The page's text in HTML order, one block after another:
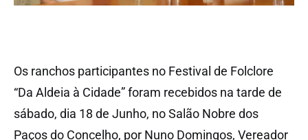
Os ranchos participantes no Festival de Folclore
“Da Aldeia à Cidade” foram recebidos na tarde de
sábado, dia 18 de Junho, no Salão Nobre dos
Paços do Concelho, por Nuno Domingos, Vereador